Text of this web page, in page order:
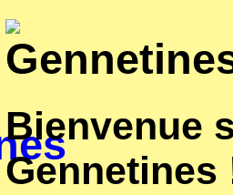
Bienvenue
Gennetines